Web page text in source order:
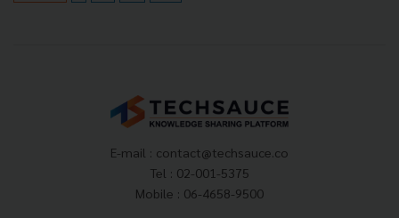
E-mail : contact@techsauce.co
Tel : 02-001-5375
Mobile : 06-4658-9500